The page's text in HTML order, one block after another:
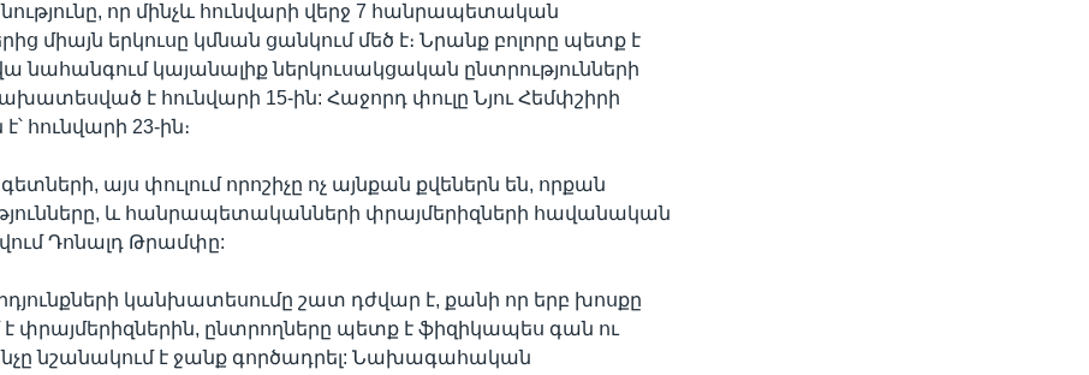
որ մինչև հունվարի վերջ 7 հանրապետական
միայն երկուսը կմնան ցանկում մեծ է։ Նրանք բոլորը պետք է
նահանգում կայանալիք ներկուսակցական ընտրությունների
է հունվարի 15-ին: Հաջորդ փուլը Նյու Հեմփշիրի
հունվարի 23-ին։
այս փուլում որոշիչը ոչ այնքան քվեներն են, որքան
և հանրապետականների փրայմերիզների հավանական
Դոնալդ Թրամփը:
կանխատեսումը շատ դժվար է, քանի որ երբ խոսքը
է փրայմերիզներին, ընտրողները պետք է ֆիզիկապես գան ու
նշանակում է ջանք գործադրել: Նախագահական